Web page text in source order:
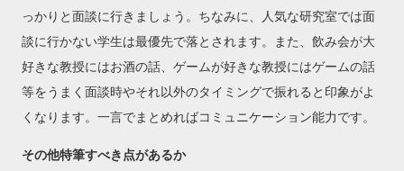
っかりと面談に行きましょう。ちなみに、人気な研究室では面
談に行かない学生は最優先で落とされます。また、飲み会が大
好きな教授にはお酒の話、ゲームが好きな教授にはゲームの話
等をうまく面談時やそれ以外のタイミングで振れると印象がよ
くなります。一言でまとめればコミュニケーション能力です。
その他特筆すべき点があるか